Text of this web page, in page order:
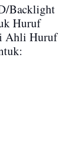
Backlight
Huruf
Ahli Huruf